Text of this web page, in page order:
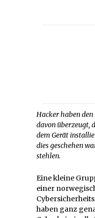
Hacker haben den
davon überzeugt,
dem Gerät
dies geschehen
stehlen.
Eine kleine
einer
haben ganz